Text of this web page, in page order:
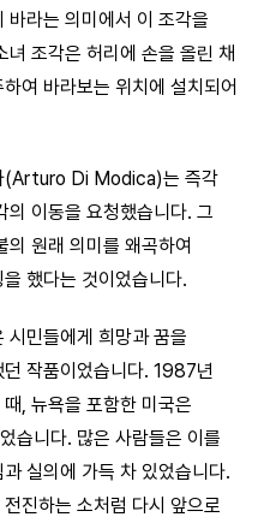
바라는 의미에서 이 조각을
조각은 허리에 손을 올린 채
여 바라보는 위치에 설치되어
(Arturo Di Modica)는 즉각
의 이동을 요청했습니다. 그
의 원래 의미를 왜곡하여
했다는 것이었습니다.
시민들에게 희망과 꿈을
작품이었습니다. 1987년
, 뉴욕을 포함한 미국은
습니다. 많은 사람들은 이를
실의에 가득 차 있었습니다.
진하는 소처럼 다시 앞으로